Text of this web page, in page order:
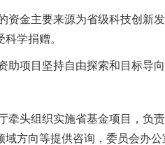
资金主要来源为省级科技创新
学捐赠。
助项目坚持自由探索和目标导
牵头组织实施省基金项目，负
域方向等提供咨询，委员会办